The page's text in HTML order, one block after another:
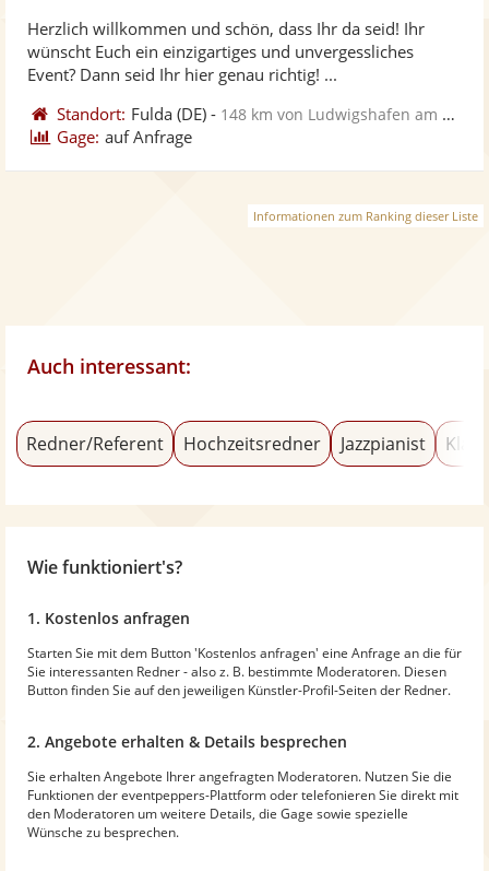
5
Herzlich willkommen und schön, dass Ihr da seid! Ihr
wünscht Euch ein einzigartiges und unvergessliches
Event? Dann seid Ihr hier genau richtig! ...
Standort: Fulda (DE) - 148 km von Ludwigshafen am Rhein
Gage: auf Anfrage
Informationen zum Ranking dieser Liste
Auch interessant:
Redner/Referent Hochzeitsredner Jazzpianist
Wie funktioniert's?
1. Kostenlos anfragen
Starten Sie mit dem Button 'Kostenlos anfragen' eine Anfrage an die für
Sie interessanten Redner - also z. B. bestimmte Moderatoren. Diesen
Button finden Sie auf den jeweiligen Künstler-Profil-Seiten der Redner.
2. Angebote erhalten & Details besprechen
Sie erhalten Angebote Ihrer angefragten Moderatoren. Nutzen Sie die
Funktionen der eventpeppers-Plattform oder telefonieren Sie direkt mit
den Moderatoren um weitere Details, die Gage sowie spezielle
Wünsche zu besprechen.